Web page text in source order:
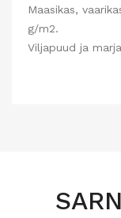
Maasikas,
g/m2.
Viljapuud ja